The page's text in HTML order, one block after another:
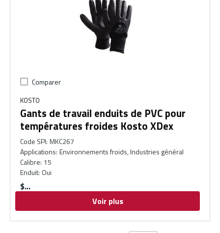
Comparer
KOSTO
Gants de travail enduits de PVC pour
températures froides Kosto XDex
Code SPI: MKC267
Applications: Environnements froids, Industries général
Calibre: 15
Enduit: Oui
$
Voir plus